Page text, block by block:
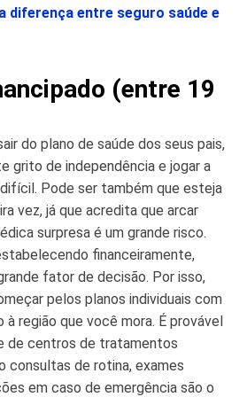
diferença entre seguro saúde e
(entre 19
do plano de saúde dos seus pais,
grito de independência e jogar a
Pode ser também que esteja
vez, já que acredita que arcar
surpresa é um grande risco.
financeiramente,
fator de decisão. Por isso,
pelos planos individuais com
região que você mora. É provável
de centros de tratamentos
consultas de rotina, exames
em caso de emergência são o